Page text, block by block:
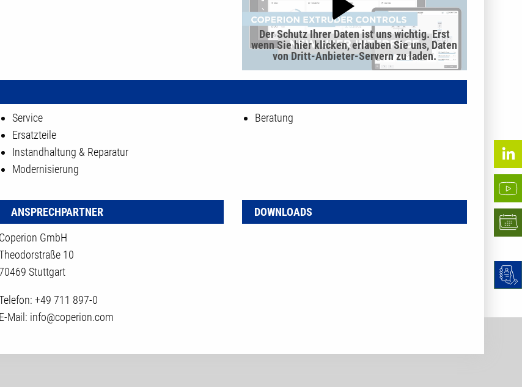
Der Schutz Ihrer Daten ist uns wichtig. Erst
wenn Sie hier klicken, erlauben Sie uns, Daten
von Dritt-Anbieter-Servern zu laden.
Service
Ersatzteile
Instandhaltung & Reparatur
Modernisierung
Beratung
ANSPRECHPARTNER
Coperion GmbH
10
Stuttgart
+49 711 897-0
E-Mail: info@coperion.com
DOWNLOADS